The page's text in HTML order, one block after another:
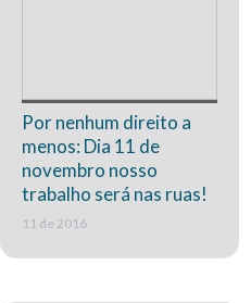
Por nenhum direito a
menos: Dia 11 de
novembro nosso
trabalho será nas ruas!
11 de 2016